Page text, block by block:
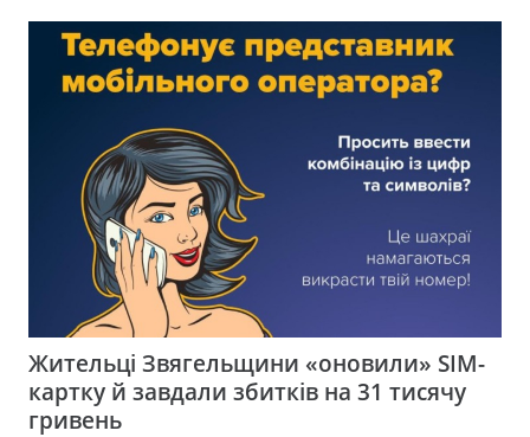
Жительці Звягельщини «оновили» SIM-
картку й завдали збитків на 31 тисячу
гривень